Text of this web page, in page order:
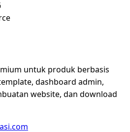
untuk produk berbasis
dashboard admin,
website, dan download